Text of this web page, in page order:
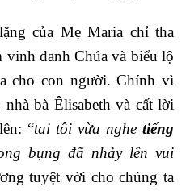
của Mẹ Maria chỉ tha
danh Chúa và biểu lộ
cho con người. Chính vì
bà Êlisabeth và cất lời
“tai tôi vừa nghe tiếng
bụng đã nhảy lên vui
tuyệt vời cho chúng ta